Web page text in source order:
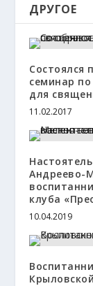
ДРУГОЕ
Состоялся
семинар
для
11.02.2017
Андреево-
клуба
10.04.2019